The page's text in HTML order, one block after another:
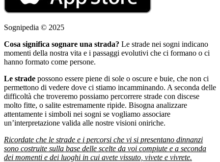
Sognipedia © 2025
Cosa significa sognare una strada? Le strade nei sogni indicano
momenti della nostra vita e i passaggi evolutivi che ci formano o ci
hanno formato come persone.
Le strade possono essere piene di sole o oscure e buie, che non ci
permettono di vedere dove ci stiamo incamminando. A seconda delle
difficoltà che troveremo possiamo percorrere strade con discese
molto fitte, o salite estremamente ripide. Bisogna analizzare
attentamente i simboli nei sogni se vogliamo associare
un’interpretazione valida alle nostre visioni oniriche.
Ricordate che le strade e i percorsi che vi si presentano dinnanzi
sono costruite sulla base delle scelte da voi compiute e a seconda
dei momenti e dei luoghi in cui avete vissuto, vivete e vivrete.